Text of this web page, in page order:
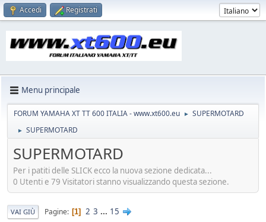
Accedi Registrati
Menu principale
FORUM YAMAHA XT TT 600 ITALIA - www.xt600.eu ► SUPERMOTARD
► SUPERMOTARD
SUPERMOTARD
Per i patiti delle SLICK ecco la nuova sezione dedicata...
0 Utenti e 79 Visitatori stanno visualizzando questa sezione.
VAI GIÙ Pagine 1 2 3 ... 15